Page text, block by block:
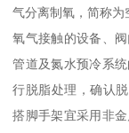
气分离制氧，简称为
氧气接触的设备、
管道及氮水预冷系
行脱脂处理，确认
搭脚手架宜采用非